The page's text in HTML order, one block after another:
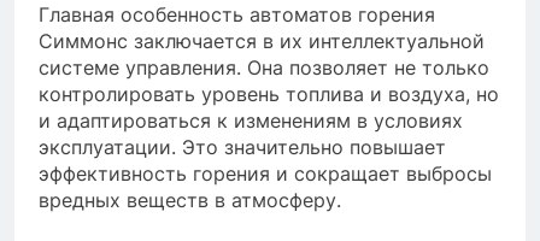
Главная особенность автоматов горения
Симмонс заключается в их интеллектуальной
системе управления. Она позволяет не только
контролировать уровень топлива и воздуха, но
и адаптироваться к изменениям в условиях
эксплуатации. Это значительно повышает
эффективность горения и сокращает выбросы
вредных веществ в атмосферу.